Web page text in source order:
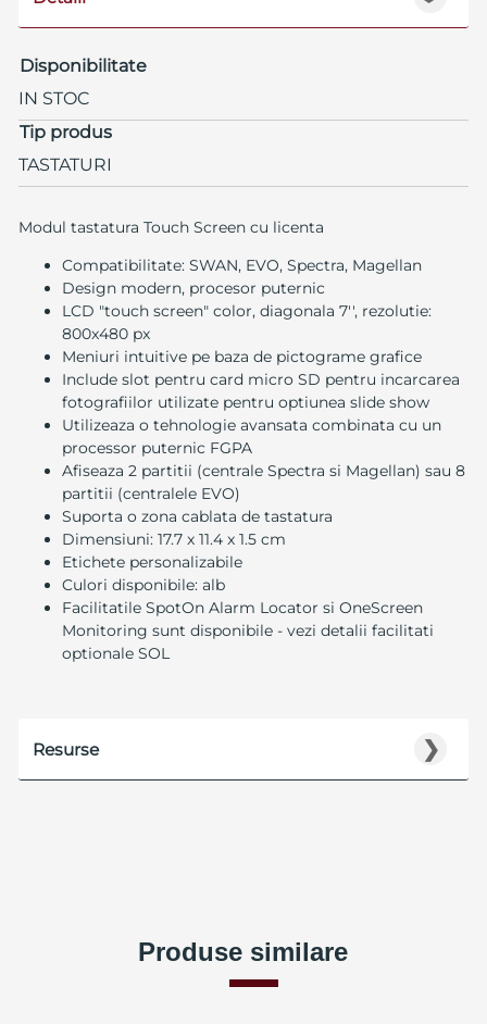
Disponibilitate
IN STOC
Tip produs
TASTATURI
Modul tastatura Touch Screen cu licenta
Compatibilitate: SWAN, EVO, Spectra, Magellan
Design modern, procesor puternic
LCD "touch screen" color, diagonala 7'', rezolutie:
800x480 px
Meniuri intuitive pe baza de pictograme grafice
Include slot pentru card micro SD pentru incarcarea
fotografiilor utilizate pentru optiunea slide show
Utilizeaza o tehnologie avansata combinata cu un
processor puternic FGPA
Afiseaza 2 partitii (centrale Spectra si Magellan) sau 8
partitii (centralele EVO)
Suporta o zona cablata de tastatura
Dimensiuni: 17.7 x 11.4 x 1.5 cm
Etichete personalizabile
Culori disponibile: alb
Facilitatile SpotOn Alarm Locator si OneScreen
Monitoring sunt disponibile - vezi detalii facilitati
optionale SOL
❯
Resurse
Produse similare